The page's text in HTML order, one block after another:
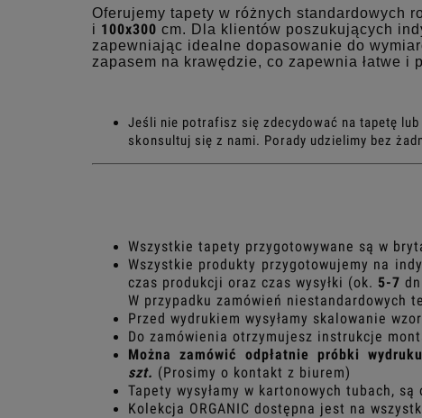
Oferujemy tapety w różnych standardowych
i 100x300 cm. Dla klientów poszukujących
zapewniając idealne dopasowanie do
zapasem na krawędzie, co zapewnia łatwe
Jeśli nie potrafisz się zdecydować na tapetę
skonsultuj się z nami. Porady udzielimy bez
Wszystkie tapety przygotowywane są w
Wszystkie produkty przygotowujemy na
czas produkcji oraz czas wysyłki (ok. 5-7
W przypadku zamówień
Przed wydrukiem wysyłamy skalowanie
Do zamówienia otrzymujesz instrukcje
Można zamówić odpłatnie próbki
szt. (Prosimy o kontakt z biurem)
Tapety wysyłamy w kartonowych tubach,
Kolekcja ORGANIC dostępna jest na